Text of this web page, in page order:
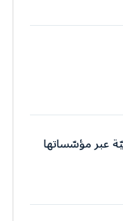
عبر مؤسّساتها